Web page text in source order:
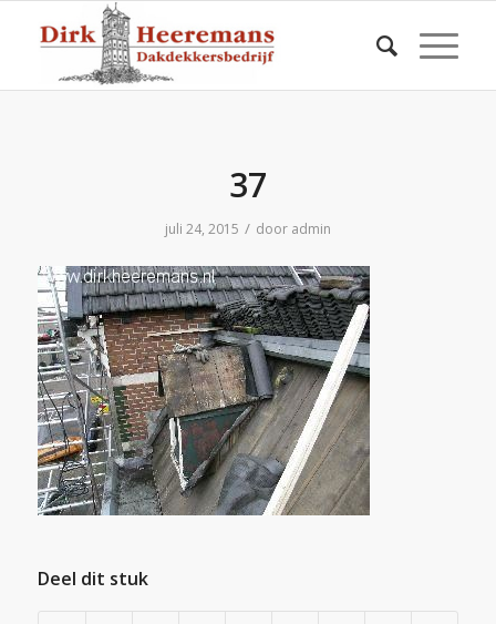
37
juli 24, 2015 / door admin
Deel dit stuk